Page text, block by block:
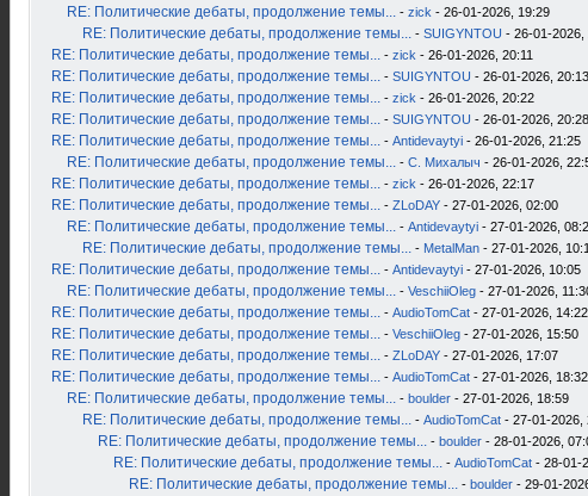
RE: Политические дебаты, продолжение темы... - zick - 26-01-2026, 19:29
RE: Политические дебаты, продолжение темы... - SUIGYNTOU - 26-01-2026,
RE: Политические дебаты, продолжение темы... - zick - 26-01-2026, 20:11
RE: Политические дебаты, продолжение темы... - SUIGYNTOU - 26-01-2026, 20:13
RE: Политические дебаты, продолжение темы... - zick - 26-01-2026, 20:22
RE: Политические дебаты, продолжение темы... - SUIGYNTOU - 26-01-2026, 20:28
RE: Политические дебаты, продолжение темы... - Antidevaytyi - 26-01-2026, 21:25
RE: Политические дебаты, продолжение темы... - С. Михалыч - 26-01-2026,
RE: Политические дебаты, продолжение темы... - zick - 26-01-2026, 22:17
RE: Политические дебаты, продолжение темы... - ZLoDAY - 27-01-2026, 02:00
RE: Политические дебаты, продолжение темы... - Antidevaytyi - 27-01-2026,
RE: Политические дебаты, продолжение темы... - MetalMan - 27-01-2026,
RE: Политические дебаты, продолжение темы... - Antidevaytyi - 27-01-2026, 10:05
RE: Политические дебаты, продолжение темы... - VeschiiOleg - 27-01-2026,
RE: Политические дебаты, продолжение темы... - AudioTomCat - 27-01-2026, 14:22
RE: Политические дебаты, продолжение темы... - VeschiiOleg - 27-01-2026, 15:50
RE: Политические дебаты, продолжение темы... - ZLoDAY - 27-01-2026, 17:07
RE: Политические дебаты, продолжение темы... - AudioTomCat - 27-01-2026, 18:32
RE: Политические дебаты, продолжение темы... - boulder - 27-01-2026, 18:59
RE: Политические дебаты, продолжение темы... - AudioTomCat - 27-01-2026,
RE: Политические дебаты, продолжение темы... - boulder - 28-01-2026,
RE: Политические дебаты, продолжение темы... - AudioTomCat - 28-01-
RE: Политические дебаты, продолжение темы... - boulder - 29-01-